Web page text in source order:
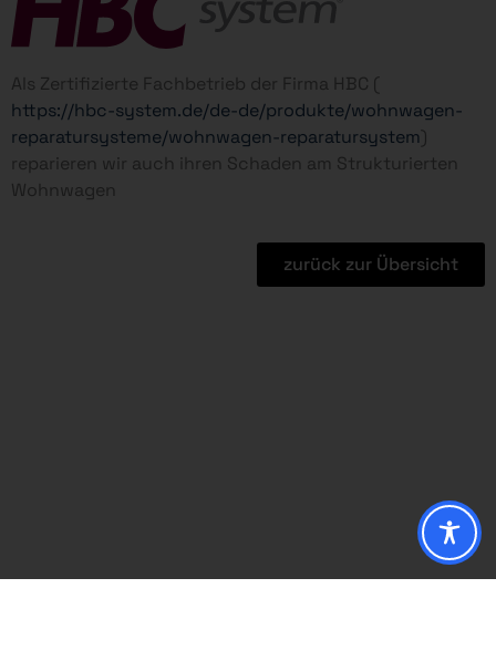
Als Zertifizierte Fachbetrieb der Firma HBC (
https://hbc-system.de/de-de/produkte/wohnwagen-
reparatursysteme/wohnwagen-reparatursystem )
reparieren wir auch ihren Schaden am Strukturierten
Wohnwagen
zurück zur Übersicht